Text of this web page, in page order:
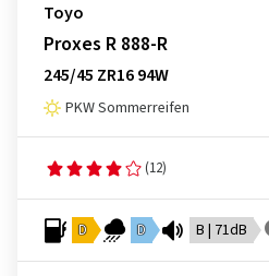
Toyo
Proxes R 888-R
245/45 ZR16 94W
PKW Sommerreifen
(12)
D D B | 71dB